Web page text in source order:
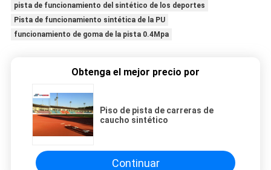
pista de funcionamiento del sintético de los deportes
Pista de funcionamiento sintética de la PU
funcionamiento de goma de la pista 0.4Mpa
Obtenga el mejor precio por
Piso de pista de carreras de
caucho sintético
Continuar